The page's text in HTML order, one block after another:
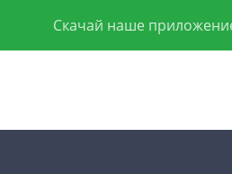
Скачай наше